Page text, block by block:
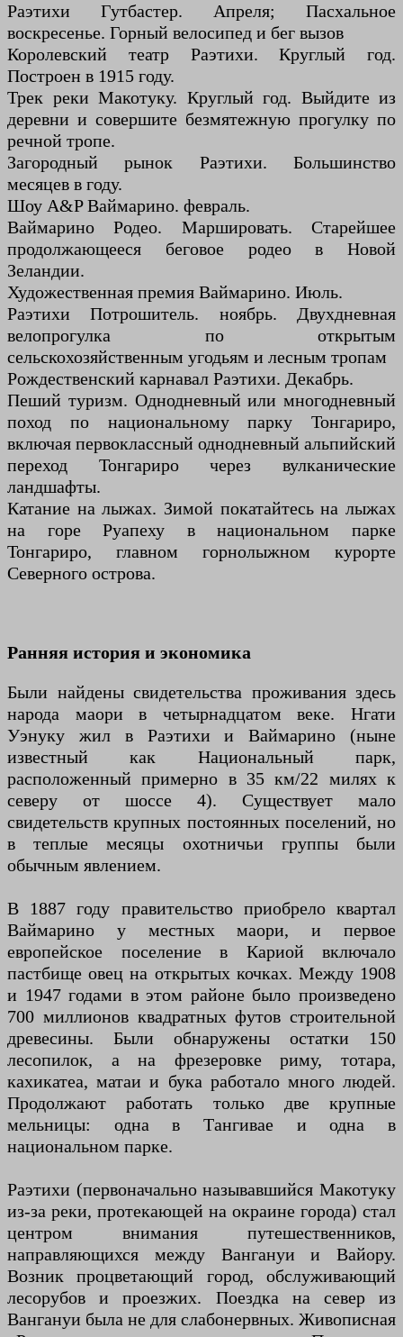
Раэтихи Гутбастер. Апреля; Пасхальное
воскресенье. Горный велосипед и бег вызов
Королевский театр Раэтихи. Круглый год.
Построен в 1915 году.
Трек реки Макотуку. Круглый год. Выйдите из
деревни и совершите безмятежную прогулку по
речной тропе.
Загородный рынок Раэтихи. Большинство
месяцев в году.
Шоу A&P Ваймарино. февраль.
Ваймарино Родео. Маршировать. Старейшее
продолжающееся беговое родео в Новой
Зеландии.
Художественная премия Ваймарино. Июль.
Раэтихи Потрошитель. ноябрь. Двухдневная
велопрогулка по открытым
сельскохозяйственным угодьям и лесным тропам
Рождественский карнавал Раэтихи. Декабрь.
Пеший туризм. Однодневный или многодневный
поход по национальному парку Тонгариро,
включая первоклассный однодневный альпийский
переход Тонгариро через вулканические
ландшафты.
Катание на лыжах. Зимой покатайтесь на лыжах
на горе Руапеху в национальном парке
Тонгариро, главном горнолыжном курорте
Северного острова.
Ранняя история и экономика
Были найдены свидетельства проживания здесь
народа маори в четырнадцатом веке. Нгати
Уэнуку жил в Раэтихи и Ваймарино (ныне
известный как Национальный парк,
расположенный примерно в 35 км/22 милях к
северу от шоссе 4). Существует мало
свидетельств крупных постоянных поселений, но
в теплые месяцы охотничьи группы были
обычным явлением.
В 1887 году правительство приобрело квартал
Ваймарино у местных маори, и первое
европейское поселение в Кариой включало
пастбище овец на открытых кочках. Между 1908
и 1947 годами в этом районе было произведено
700 миллионов квадратных футов строительной
древесины. Были обнаружены остатки 150
лесопилок, а на фрезеровке риму, тотара,
кахикатеа, матаи и бука работало много людей.
Продолжают работать только две крупные
мельницы: одна в Тангивае и одна в
национальном парке.
Раэтихи (первоначально называвшийся Макотуку
из-за реки, протекающей на окраине города) стал
центром внимания путешественников,
направляющихся между Вангануи и Вайору.
Возник процветающий город, обслуживающий
лесорубов и проезжих. Поездка на север из
Вангануи была не для слабонервных. Живописная